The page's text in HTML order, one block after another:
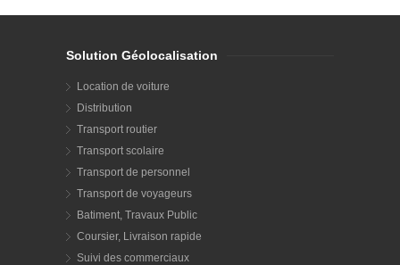
Solution Géolocalisation
Location de voiture
Distribution
Transport routier
Transport scolaire
Transport de personnel
Transport de voyageurs
Batiment, Travaux Public
Coursier, Livraison rapide
Suivi des commerciaux